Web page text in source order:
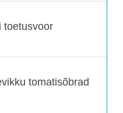
toetusvoor
tomatisõbrad